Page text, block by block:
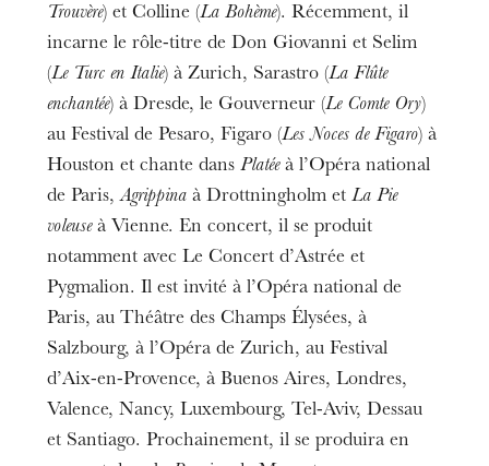
Trouvère) et Colline (La Bohème). Récemment, il
incarne le rôle-titre de Don Giovanni et Selim
(Le Turc en Italie) à Zurich, Sarastro (La Flûte
enchantée) à Dresde, le Gouverneur (Le Comte Ory)
au Festival de Pesaro, Figaro (Les Noces de Figaro) à
Houston et chante dansPlatéeà l’Opéra national
de Paris,Agrippina à Drottningholm etLa Pie
voleuseà Vienne. En concert, il se produit
notamment avec Le Concert d’Astrée et
Pygmalion. Il est invité à l’Opéra national de
Paris, au Théâtre des Champs Élysées, à
Salzbourg, à l’Opéra de Zurich, au Festival
d’Aix-en-Provence, à Buenos Aires, Londres,
Valence, Nancy, Luxembourg, Tel-Aviv, Dessau
et Santiago. Prochainement, il se produira en